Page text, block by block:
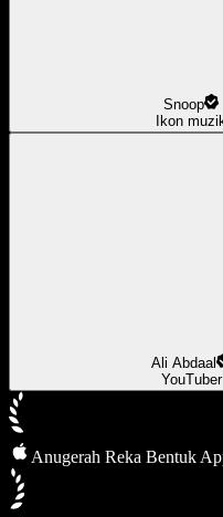
Snoop
Ikon
Ali Abdaal
YouTuber
Anugerah Reka Bentuk